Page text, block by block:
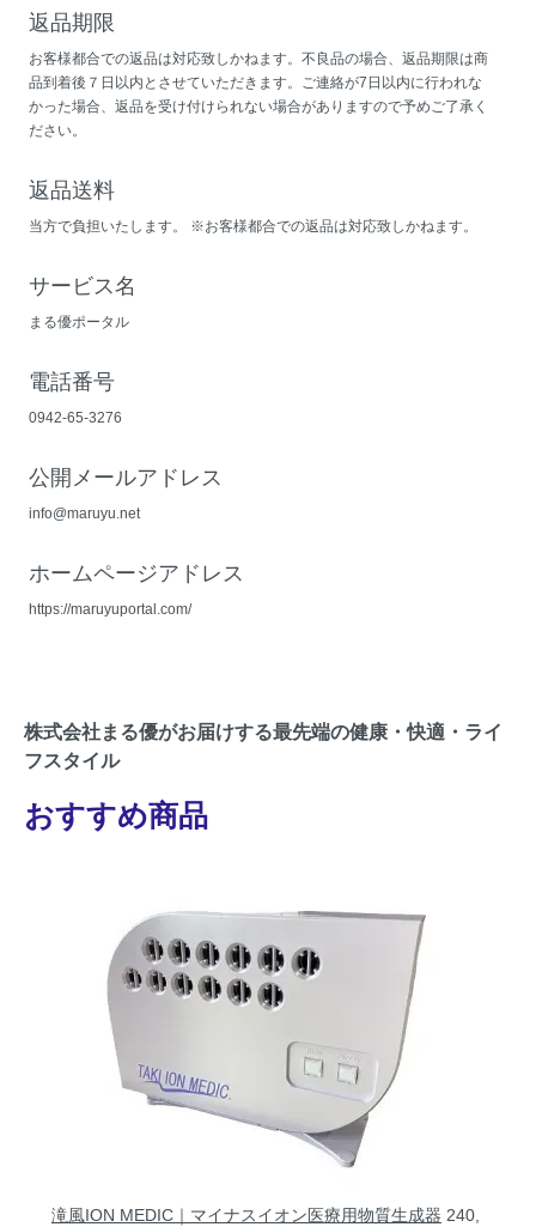
返品期限
お客様都合での返品は対応致しかねます。不良品の場合、返品期限は商
品到着後７日以内とさせていただきます。ご連絡が7日以内に行われな
かった場合、返品を受け付けられない場合がありますので予めご了承く
ださい。
返品送料
当方で負担いたします。 ※お客様都合での返品は対応致しかねます。
サービス名
まる優ポータル
電話番号
0942-65-3276
公開メールアドレス
info@maruyu.net
ホームページアドレス
https://maruyuportal.com/
株式会社まる優がお届けする最先端の健康・快適・ライ
フスタイル
おすすめ商品
滝風ION MEDIC｜マイナスイオン医療用物質生成器 240,